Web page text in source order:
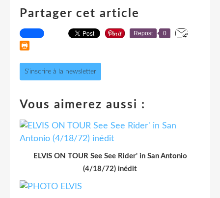
Partager cet article
Repost 0
S'inscrire à la newsletter
Vous aimerez aussi :
ELVIS ON TOUR See See Rider' in San Antonio
(4/18/72) inédit